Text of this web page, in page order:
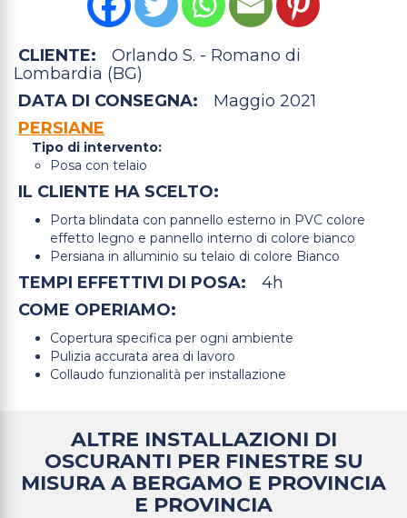
CLIENTE:
Orlando S. - Romano di
Lombardia (BG)
DATA DI CONSEGNA:
Maggio 2021
PERSIANE
Tipo di intervento:
Posa con telaio
IL CLIENTE HA SCELTO:
Porta blindata con pannello esterno in PVC colore
effetto legno e pannello interno di colore bianco
Persiana in alluminio su telaio di colore Bianco
TEMPI EFFETTIVI DI POSA:
4h
COME OPERIAMO:
Copertura specifica per ogni ambiente
Pulizia accurata area di lavoro
Collaudo funzionalità per installazione
ALTRE INSTALLAZIONI DI
OSCURANTI PER FINESTRE SU
MISURA A BERGAMO E PROVINCIA
E PROVINCIA